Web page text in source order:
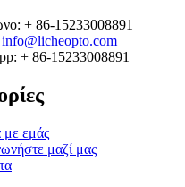
+ 86-15233008891
+ 86-15233008891
με εμάς
μαζί μας